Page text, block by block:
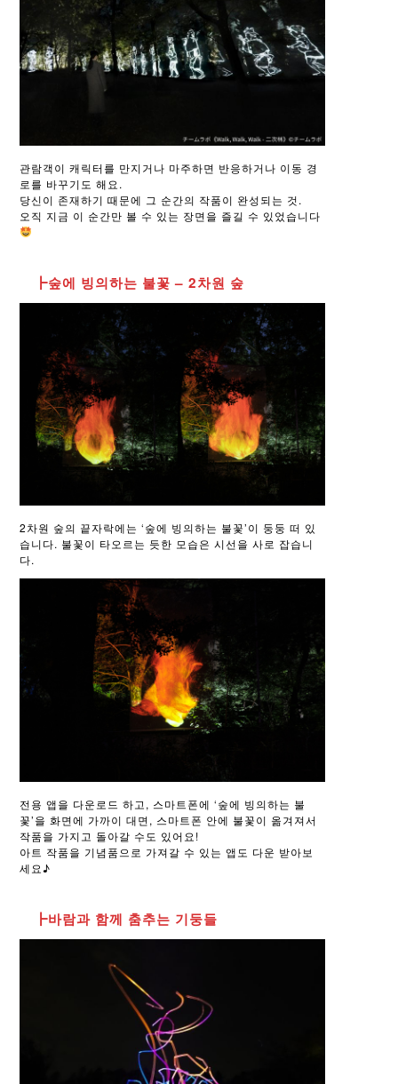
관람객이 캐릭터를 만지거나 마주하면 반응하거나 이동 경
로를 바꾸기도 해요.
당신이 존재하기 때문에 그 순간의 작품이 완성되는 것.
오직 지금 이 순간만 볼 수 있는 장면을 즐길 수 있었습니다
┣숲에 빙의하는 불꽃 – 2차원 숲
2차원 숲의 끝자락에는 ‘숲에 빙의하는 불꽃’이 둥둥 떠 있
습니다. 불꽃이 타오르는 듯한 모습은 시선을 사로 잡습니
다.
전용 앱을 다운로드 하고, 스마트폰에 ‘숲에 빙의하는 불
꽃’을 화면에 가까이 대면, 스마트폰 안에 불꽃이 옮겨져서
작품을 가지고 돌아갈 수도 있어요!
아트 작품을 기념품으로 가져갈 수 있는 앱도 다운 받아보
세요♪
┣바람과 함께 춤추는 기둥들